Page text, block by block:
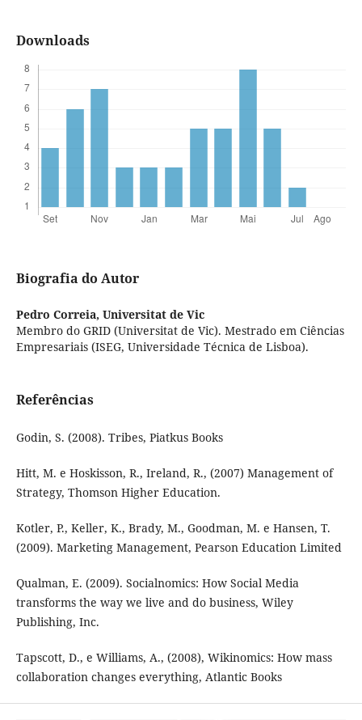
Downloads
Biografia do Autor
Pedro Correia, Universitat de Vic
Membro do GRID (Universitat de Vic). Mestrado em Ciências
Empresariais (ISEG, Universidade Técnica de Lisboa).
Referências
Godin, S. (2008). Tribes, Piatkus Books
Hitt, M. e Hoskisson, R., Ireland, R., (2007) Management of
Strategy, Thomson Higher Education.
Kotler, P., Keller, K., Brady, M., Goodman, M. e Hansen, T.
(2009). Marketing Management, Pearson Education Limited
Qualman, E. (2009). Socialnomics: How Social Media
transforms the way we live and do business, Wiley
Publishing, Inc.
Tapscott, D., e Williams, A., (2008), Wikinomics: How mass
collaboration changes everything, Atlantic Books